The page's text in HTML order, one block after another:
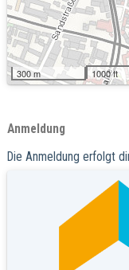
300 m 1000 ft
Anmeldung
Die Anmeldung erfolgt